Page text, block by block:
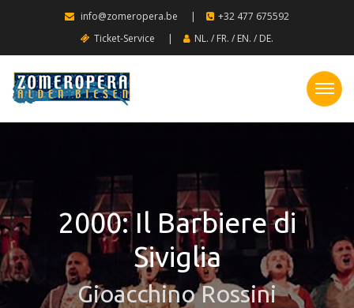
info@zomeropera.be |
+32 477 675592
Ticket-Service
| NL. / FR. / EN. / DE.
2000: Il Barbiere di
Siviglia
Gioacchino Rossini